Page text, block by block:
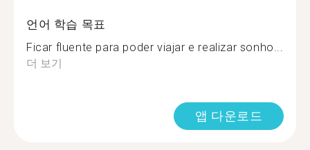
언어 학습 목표
Ficar fluente para poder viajar e realizar sonho...
더 보기
앱 다운로드